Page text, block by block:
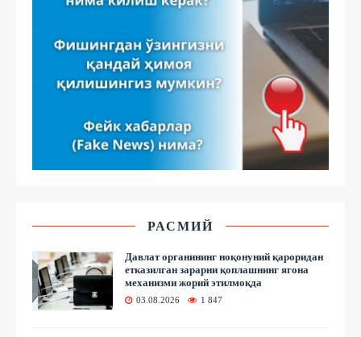
РАСМИЙ
Давлат органининг ноқонуний қароридан
етказилган зарарни қоплашнинг ягона
механизми жорий этилмоқда
03.08.2026 1 847